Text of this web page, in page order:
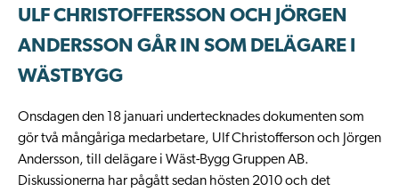
ULF CHRISTOFFERSSON OCH JÖRGEN
ANDERSSON GÅR IN SOM DELÄGARE I
WÄSTBYGG
Onsdagen den 18 januari undertecknades dokumenten som
gör två mångåriga medarbetare, Ulf Christofferson och Jörgen
Andersson, till delägare i Wäst-Bygg Gruppen AB.
Diskussionerna har pågått sedan hösten 2010 och det